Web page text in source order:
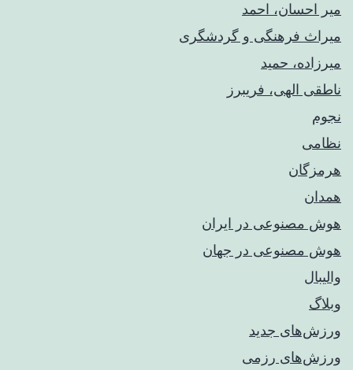
میر احسان، احمد
میراث فرهنگی و گردشگری
میرزاده، حمید
ناطقی الهی، فریبرز
نجوم
نظامی
هرمزگان
همدان
هوش مصنوعی در ایران
هوش مصنوعی در جهان
والیبال
وبلاگ
ورزش‌های جدید
ورزش‌های رزمی